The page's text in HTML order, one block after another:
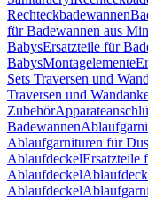
Rechteckbadewannen
für Badewannen aus
BabysErsatzteile für
BabysMontagelemente
Sets Traversen und
Traversen und
Zubehör
Badewannen
Ablaufgarnituren für
AblaufdeckelErsatzteile
Ablaufdeckel
Ablaufdeckel